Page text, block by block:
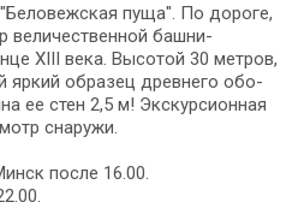
пу­ща". По до­ро­ге,
ве­ли­че­ствен­ной башни-
ХІІІ ве­ка. Высотой 30 мет­ров,
яр­кий об­ра­зец древ­не­го обо­
ее стен 2,5 м! Экскурсионная
сна­ру­жи.
по­сле 16.00.